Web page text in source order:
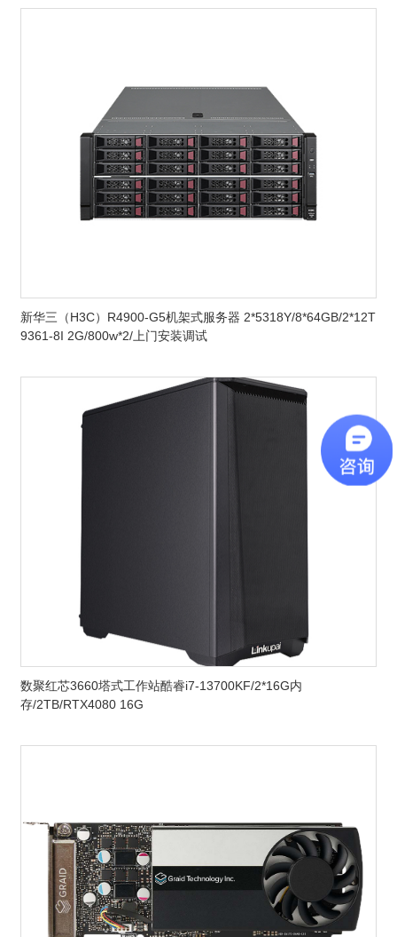
新华三（H3C）R4900-G5机架式服务器 2*5318Y/8*64GB/2*12T
9361-8I 2G/800w*2/上门安装调试
数聚红芯3660塔式工作站酷睿i7-13700KF/2*16G内
存/2TB/RTX4080 16G